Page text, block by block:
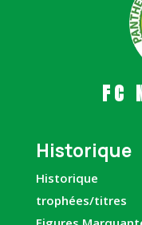
FC
Historique
Historique
trophées/titres